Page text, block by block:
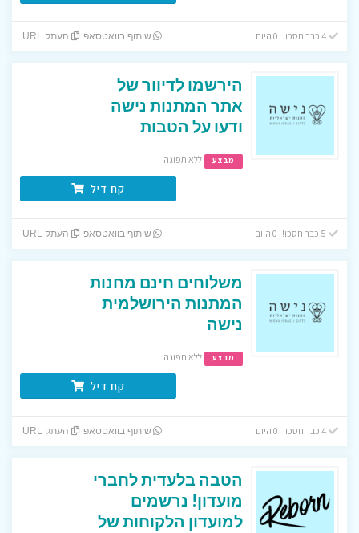
4 כבר חסכו! 0 היום שיתוף בוואטסאפ העתק URL
הירשמו לדיוור של
אתר המתנות נישה
ודעו על הטבות
מבצע ללא תפוגה
קח דיל
שיתוף בוואטסאפ העתק URL
משלוחים חינם מחנות
המתנות הירושלמית
נישה
מבצע ללא תפוגה
קח דיל
4 כבר חסכו! 0 היום שיתוף בוואטסאפ העתק URL
הטבה בלעדית לחברי
מועדון! נרשמים
למועדון הלקוחות של